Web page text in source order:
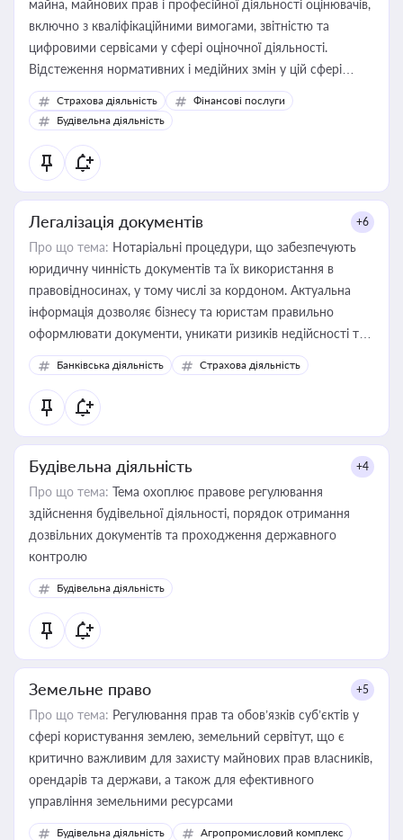
майна, майнових прав і професійної діяльності оцінювачів,
включно з кваліфікаційними вимогами, звітністю та
цифровими сервісами у сфері оціночної діяльності.
Відстеження нормативних і медійних змін у цій сфері
корисне для власника бізнесу, керівника, юриста або
бухгалтера під час оподаткування, приватизації, оренди
державного майна, корпоративних угод і перевірки
статусу суб'єктів оціночної діяльності
Страхова діяльність
Фінансові послуги
Будівельна діяльність
Легалізація документів +6
Про що тема: Нотаріальні процедури, що забезпечують
юридичну чинність документів та їх використання в
правовідносинах, у тому числі за кордоном. Актуальна
інформація дозволяє бізнесу та юристам правильно
оформлювати документи, уникати ризиків недійсності та
забезпечувати їх належне прийняття органами влади та
контрагентами
Банківська діяльність Страхова діяльність
Будівельна діяльність +4
Про що тема: Тема охоплює правове регулювання
здійснення будівельної діяльності, порядок отримання
дозвільних документів та проходження державного
контролю
Будівельна діяльність
Земельне право +5
Про що тема: Регулювання прав та обов’язків суб’єктів у
сфері користування землею, земельний сервітут, що є
критично важливим для захисту майнових прав власників,
орендарів та держави, а також для ефективного
управління земельними ресурсами
Будівельна діяльність Агропромисловий комплекс